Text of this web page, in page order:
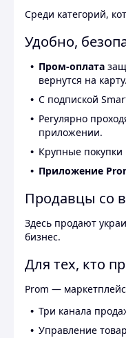
Среди категорий,
Удобно,
Пром-оплата
вернутся на
С подпиской
Регулярно
приложении.
Крупные
Приложение
Продавцы со
Здесь продают
бизнес.
Для тех, кто
Prom —
Три канала
Управление